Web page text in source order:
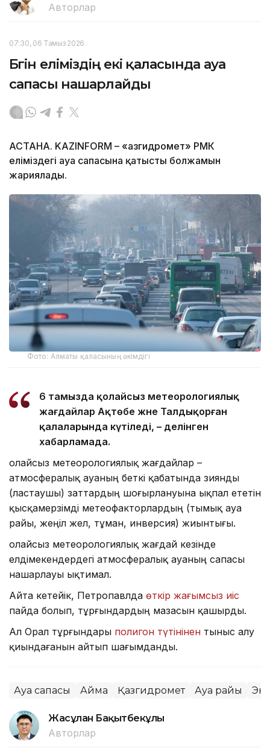
Авторлар
07:30, 06 Тамыз 2026
Бүгін еліміздің екі қаласында ауа
сапасы нашарлайды
АСТАНА. KAZINFORM – «Қазгидромет» РМК
еліміздегі ауа сапасына қатысты болжамын
жариялады.
Фото: Алматы қаласының әкімдігі
6 тамызда қолайсыз метеорологиялық
жағдайлар Ақтөбе және Талдықорған
қалаларында күтіледі, – делінген
хабарламада.
Қолайсыз метеорологиялық жағдайлар –
атмосфералық ауаның беткі қабатында зиянды
(ластаушы) заттардың шоғырлануына ықпал ететін
қысқамерзімді метеофакторлардың (тымық ауа
райы, жеңіл жел, тұман, инверсия) жиынтығы.
Қолайсыз метеорологиялық жағдай кезінде
елдімекендердегі атмосфералық ауаның сапасы
нашарлауы ықтимал.
Айта кетейік, Петропавлда өткір жағымсыз иіс
пайда болып, тұрғындардың мазасын қашырды.
Ал Орал тұрғындары полигон түтінінен тыныс алу
қиындағанын айтып шағымданды.
Ауа сапасы Аймақ Қазгидромет Ауа райы
Жасұлан Бақытбекұлы
Авторлар